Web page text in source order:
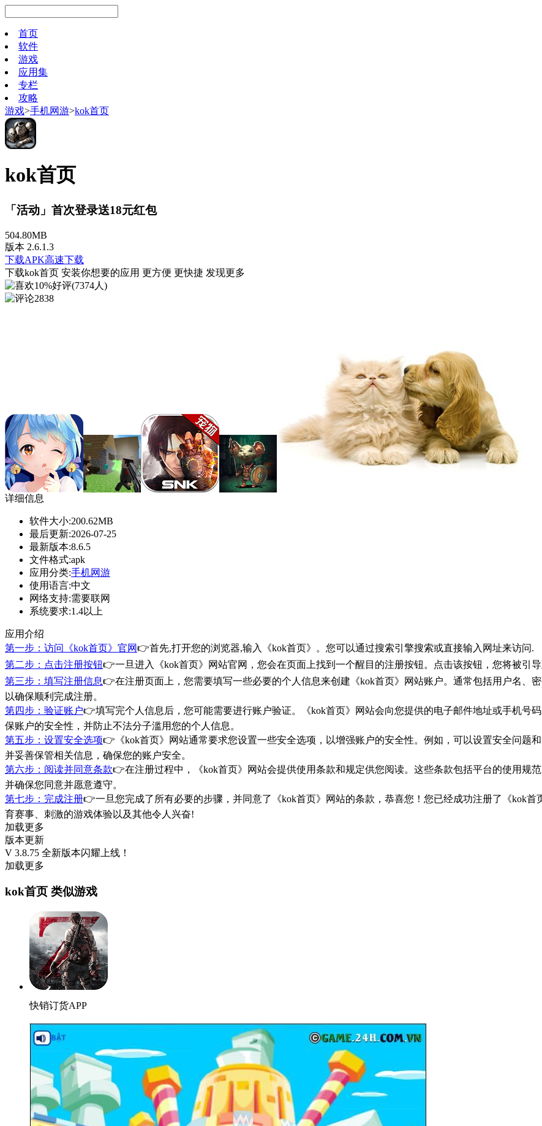
首页
软件
游戏
应用集
专栏
攻略
游戏>手机网游>kok首页
kok首页
「活动」首次登录送18元红包
504.80MB
版本 2.6.1.3
下载APK高速下载
下载kok首页 安装你想要的应用 更方便 更快捷 发现更多
10%好评(7374人)
2838
详细信息
软件大小:200.62MB
最后更新:2026-07-25
最新版本:8.6.5
文件格式:apk
应用分类:手机网游
使用语言:中文
网络支持:需要联网
系统要求:1.4以上
应用介绍
第一步：访问《kok首页》官网👉首先,打开您的浏览器,输入《kok首页》。您可以通过搜索引擎搜索或直接输入网址来访问.
第二步：点击注册按钮👉一旦进入《kok首页》网站官网，您会在页面上找到一个醒目的注册按钮。点击该按钮，您将被引导
第三步：填写注册信息👉在注册页面上，您需要填写一些必要的个人信息来创建《kok首页》网站账户。通常包括用户名、
以确保顺利完成注册。
第四步：验证账户👉填写完个人信息后，您可能需要进行账户验证。《kok首页》网站会向您提供的电子邮件地址或手机号
保账户的安全性，并防止不法分子滥用您的个人信息。
第五步：设置安全选项👉《kok首页》网站通常要求您设置一些安全选项，以增强账户的安全性。例如，可以设置安全问题
并妥善保管相关信息，确保您的账户安全。
第六步：阅读并同意条款👉在注册过程中，《kok首页》网站会提供使用条款和规定供您阅读。这些条款包括平台的使用规
并确保您同意并愿意遵守。
第七步：完成注册👉一旦您完成了所有必要的步骤，并同意了《kok首页》网站的条款，恭喜您！您已经成功注册了《kok
育赛事、刺激的游戏体验以及其他令人兴奋!
加载更多
版本更新
V 3.8.75 全新版本闪耀上线！
加载更多
kok首页 类似游戏
快销订货APP